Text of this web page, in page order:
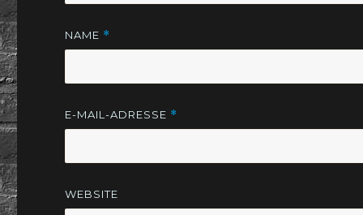
NAME *
E-MAIL-ADRESSE *
WEBSITE